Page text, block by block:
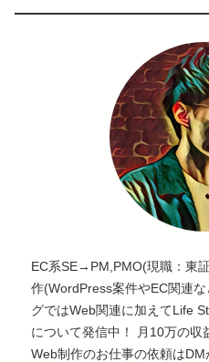
EC系SE→PM,PMO(現職：東
作(WordPress案件やEC関連
グではWeb関連に加えてLife
について発信中！ 月10万の
Web制作のお仕事の依頼はDM